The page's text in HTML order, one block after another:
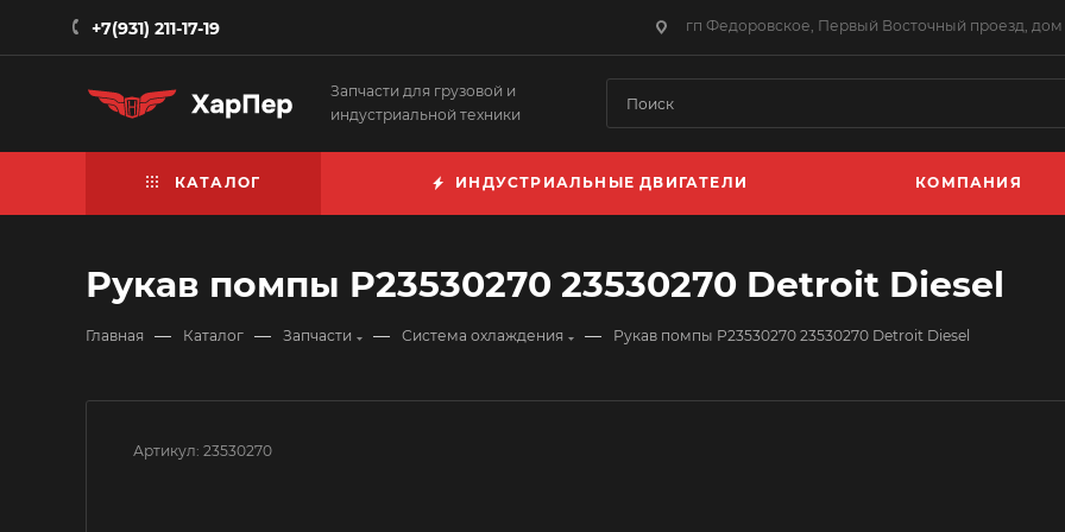
+7(931) 211-17-19 гп Федоровское, Первый Восточный проезд, дом
Запчасти для грузовой и
индустриальной техники
КАТАЛОГ ИНДУСТРИАЛЬНЫЕ ДВИГАТЕЛИ КОМПАНИЯ
Рукав помпы P23530270 23530270 Detroit Diesel
Главная — Каталог — Запчасти — Система охлаждения — Рукав помпы P23530270 23530270 Detroit Diesel
Артикул: 23530270